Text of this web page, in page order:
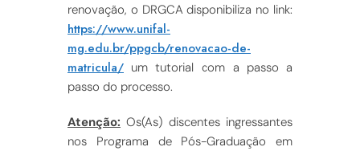
renovação, o DRGCA disponibiliza no link:
https://www.unifal-
mg.edu.br/ppgcb/renovacao-de-
matricula/ um tutorial com a passo a
passo do processo.
Atenção: Os(As) discentes ingressantes
nos Programa de Pós-Graduação em